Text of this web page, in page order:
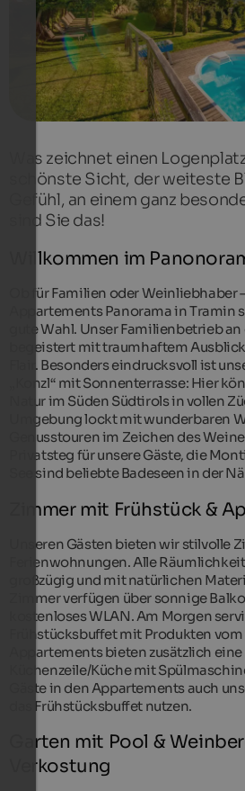
Was zeichnet einen
schönste Sicht, der weiteste
Gefühl, an einem ganz
sind Sie das!
Willkommen im
Ob für Familien oder Weinliebhaber
Appartements Panorama in Tramin
gute Wahl. Unser Familienbetrieb
begeistert mit traumhaftem
Flair. Besonders eindrucksvoll ist
„Konzl“ mit Sonnenterrasse: Hier
Natur im Süden Südtirols in vollen
Umgebung lockt mit wunderbaren
Genusstouren im Zeichen des
Privatsteg für unsere Gäste, die
See sind beliebte Badeseen in der
Zimmer mit Frühstück &
Unseren Gästen bieten wir stilvolle
Ferienwohnungen. Alle
großzügig und mit natürlichen
Zimmer verfügen über sonnige
kostenloses WLAN. Am Morgen
Frühstücksbuffet mit Produkten
Appartements bieten zusätzlich
Küchenzeile/Küche mit
Gäste in den Appartements auch
das Frühstücksbuffet nutzen.
Garten mit Pool &
Verkostung